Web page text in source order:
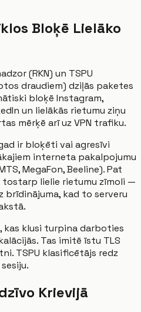
Bloķē Lielāko
(RKN) un TSPU
draudiem) dziļās paketes
bloķē Instagram,
un lielākās rietumu ziņu
mērķē arī uz VPN trafiku.
ir bloķēti vai agresīvi
interneta pakalpojumu
MegaFon, Beeline). Pat
tostarp lielie rietumu zīmoli —
kad to serveru
kas klusi turpina darboties
Tas imitē īstu TLS
TSPU klasificētājs redz
Krievijā